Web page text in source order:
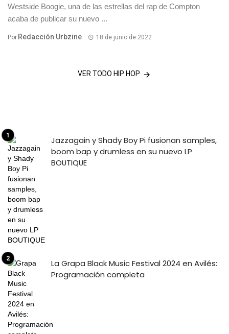
Westside Boogie, una de las estrellas del rap de Compton
acaba de publicar su nuevo ...
Por Redacción Urbzine 18 de junio de 2022
VER TODO HIP HOP
Jazzagain y Shady Boy Pi fusionan samples,
boom bap y drumless en su nuevo LP
BOUTIQUE
La Grapa Black Music Festival 2024 en Avilés:
Programación completa